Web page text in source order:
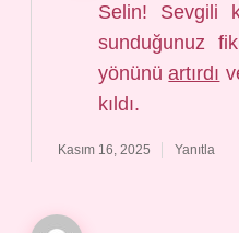
Selin! Sevgili
sunduğunuz
yönünüartırdı
kıldı.
Kasım 16, 2025 Yanıtla